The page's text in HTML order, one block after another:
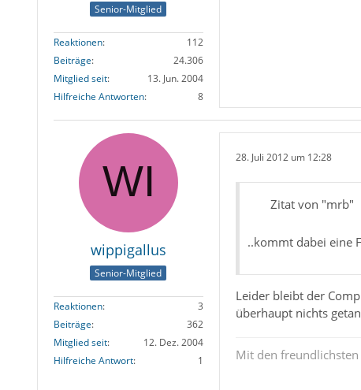
Senior-Mitglied
Reaktionen
112
Beiträge
24.306
Mitglied seit
13. Jun. 2004
Hilfreiche Antworten
8
wippigallus
Senior-Mitglied
Reaktionen
3
Beiträge
362
Mitglied seit
12. Dez. 2004
Hilfreiche Antwort
1
28. Juli 2012 um 12:28
Zitat von "mrb"
..kommt dabei eine
Leider bleibt der
überhaupt nichts
Mit den